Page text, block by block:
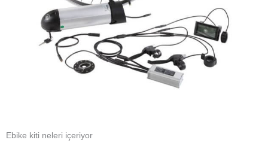
Ebike kiti neleri içeriyor